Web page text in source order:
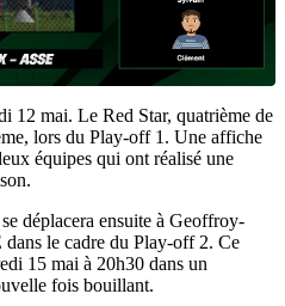
12 mai. Le Red Star, quatrième de
lors du Play-off 1. Une affiche
équipes qui ont réalisé une
déplacera ensuite à Geoffroy-
le cadre du Play-off 2. Ce
15 mai à 20h30 dans un
fois bouillant.